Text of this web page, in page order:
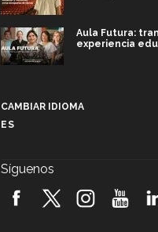
Aula Futura:
experiencia
robótica FIRST
CAMBIAR IDIOMA
ES
Síguenos